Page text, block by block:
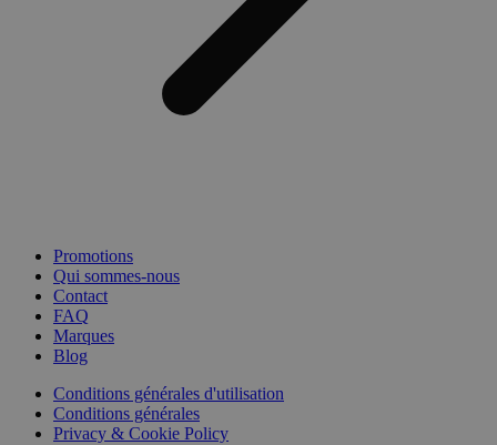
Promotions
Qui sommes-nous
Contact
FAQ
Marques
Blog
Conditions générales d'utilisation
Conditions générales
Privacy & Cookie Policy